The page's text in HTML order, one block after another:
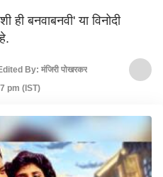
बनवाबनवी' या विनोदी
By: मंजिरी पोखरकर
pm (IST)